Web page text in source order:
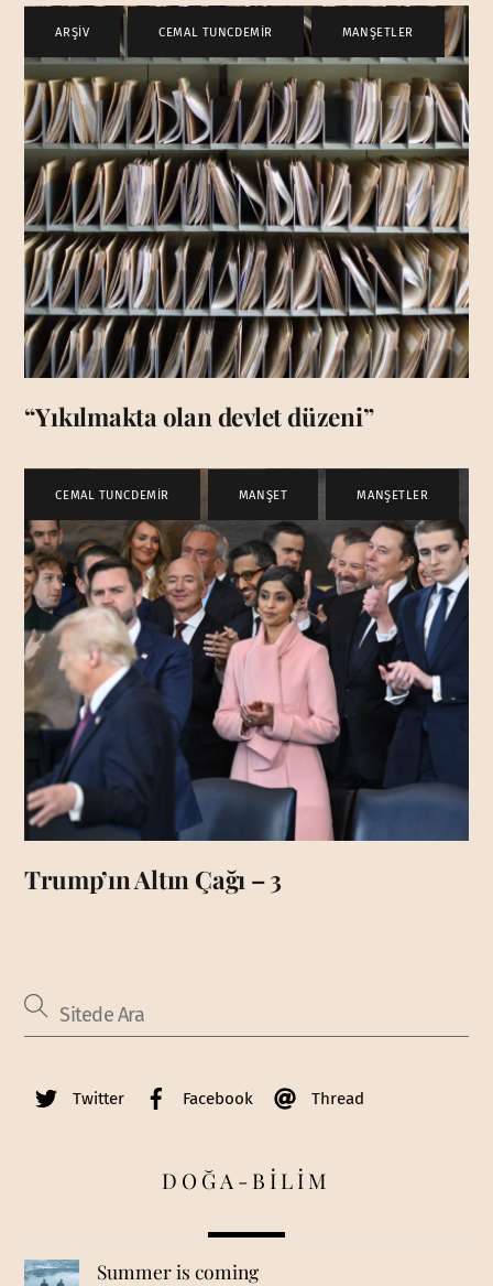
ARŞİV CEMAL TUNCDEMİR , MANŞETLER
“Yıkılmakta olan devlet düzeni”
CEMAL TUNCDEMİR MANŞET MANŞETLER
Trump’ın Altın Çağı – 3
Twitter Facebook Thread
DOĞA-BİLİM
Summer is coming